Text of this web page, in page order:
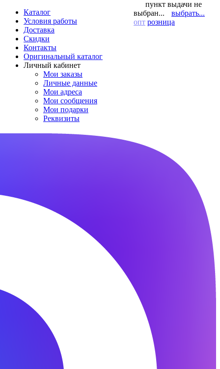
Каталог
Условия работы
Доставка
Скидки
Контакты
Оригинальный каталог
Личный кабинет
Мои заказы
Личные данные
Мои адреса
Мои сообщения
Мои подарки
Реквизиты
пункт выдачи не
выбран...
выбрать...
опт розница